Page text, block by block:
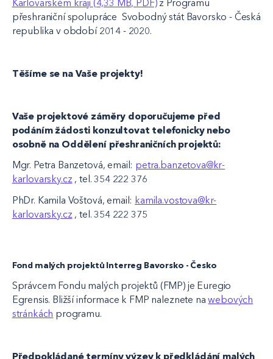
Karlovarském kraji (4,33 MB, PDF)z Programu
přeshraniční spolupráce Svobodný stát Bavorsko - Česká
republika v období 2014 - 2020.
Těšíme se na Vaše projekty!
Vaše projektové záměry doporučujeme před
podáním žádosti konzultovat telefonicky nebo
osobně na Oddělení přeshraničních projektů:
Mgr. Petra Banzetová, email: petra.banzetova@kr-
karlovarsky.cz, tel. 354 222 376
PhDr. Kamila Voštová, email: kamila.vostova@kr-
karlovarsky.cz, tel. 354 222 375
Fond malých projektů Interreg Bavorsko - Česko
Správcem Fondu malých projektů (FMP) je Euregio
Egrensis. Bližší informace k FMP naleznete nawebových
stránkách programu.
Předpokládané termíny výzev k předkládání malých